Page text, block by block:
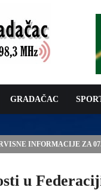
GRADAČAC
INFORMACIJE ZA
u